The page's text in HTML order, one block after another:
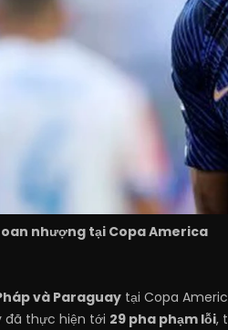
nhượng tại Copa America
và Paraguay tại Copa
đã thực hiện tới 29 pha phạm lỗi,